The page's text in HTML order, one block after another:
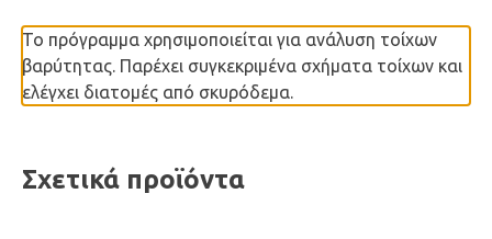
Το πρόγραμμα χρησιμοποιείται για ανάλυση τοίχων
βαρύτητας. Παρέχει συγκεκριμένα σχήματα τοίχων και
ελέγχει διατομές από σκυρόδεμα.
Σχετικά προϊόντα